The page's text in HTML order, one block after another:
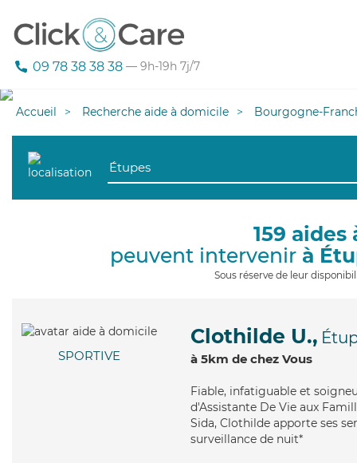
09 78 38 38 38 — 9h-19h 7j/7
Accueil Recherche aide à domicile Bourgogne-
159
peuvent intervenir à
Sous réserve de leur
SPORTIVE
Clothilde U.,
à 5km de chez Vous
Fiable, infatiguable et
d'Assistante De Vie aux
Sida, Clothilde apporte ses
surveillance de nuit*